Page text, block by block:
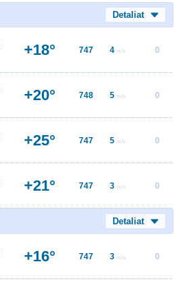
Detaliat
+18° 747 4 m/s 0
+20° 748 5 m/s 0
+25° 747 5 m/s 0
+21° 747 3 m/s 0
Detaliat
+16° 747 3 m/s 0